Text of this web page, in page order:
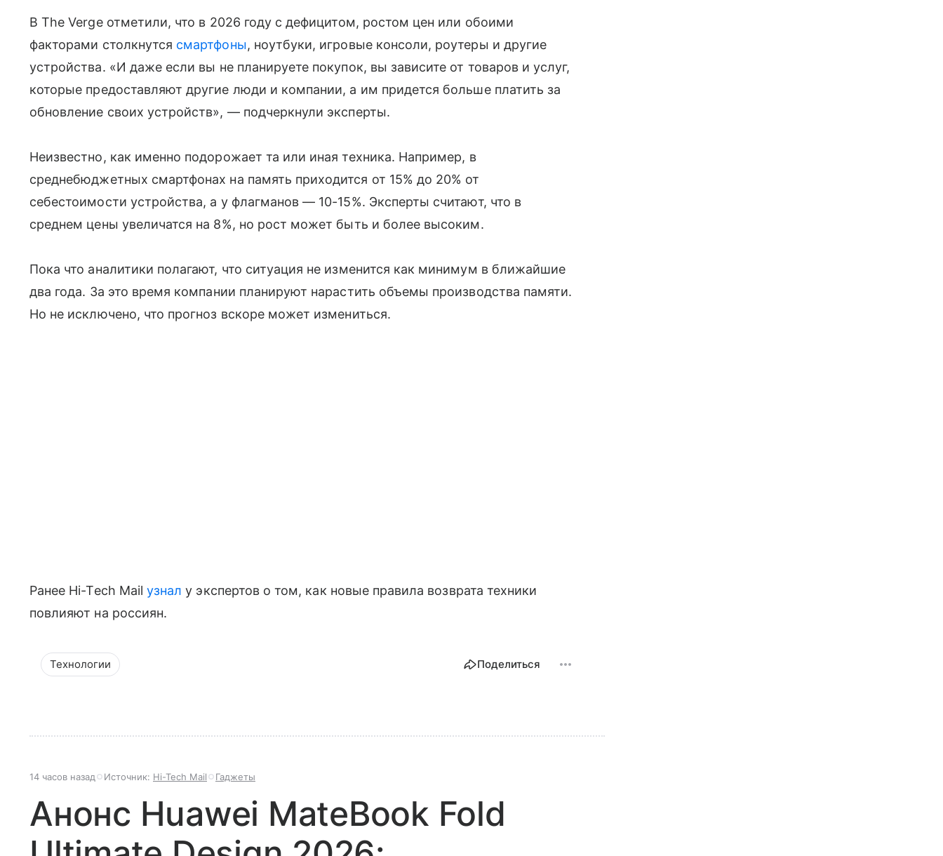
В The Verge отметили, что в 2026 году с дефицитом, ростом цен или обоими
факторами столкнутся смартфоны, ноутбуки, игровые консоли, роутеры и другие
устройства. «И даже если вы не планируете покупок, вы зависите от товаров и услуг,
которые предоставляют другие люди и компании, а им придется больше платить за
обновление своих устройств», — подчеркнули эксперты.
Неизвестно, как именно подорожает та или иная техника. Например, в
среднебюджетных смартфонах на память приходится от 15% до 20% от
себестоимости устройства, а у флагманов — 10-15%. Эксперты считают, что в
среднем цены увеличатся на 8%, но рост может быть и более высоким.
Пока что аналитики полагают, что ситуация не изменится как минимум в ближайшие
два года. За это время компании планируют нарастить объемы производства памяти.
Но не исключено, что прогноз вскоре может измениться.
Ранее Hi-Tech Mailузнал у экспертов о том, как новые правила возврата техники
повлияют на россиян.
Технологии Поделиться
14 часов назад Источник: Hi-Tech Mail Гаджеты
Анонс Huawei MateBook Fold